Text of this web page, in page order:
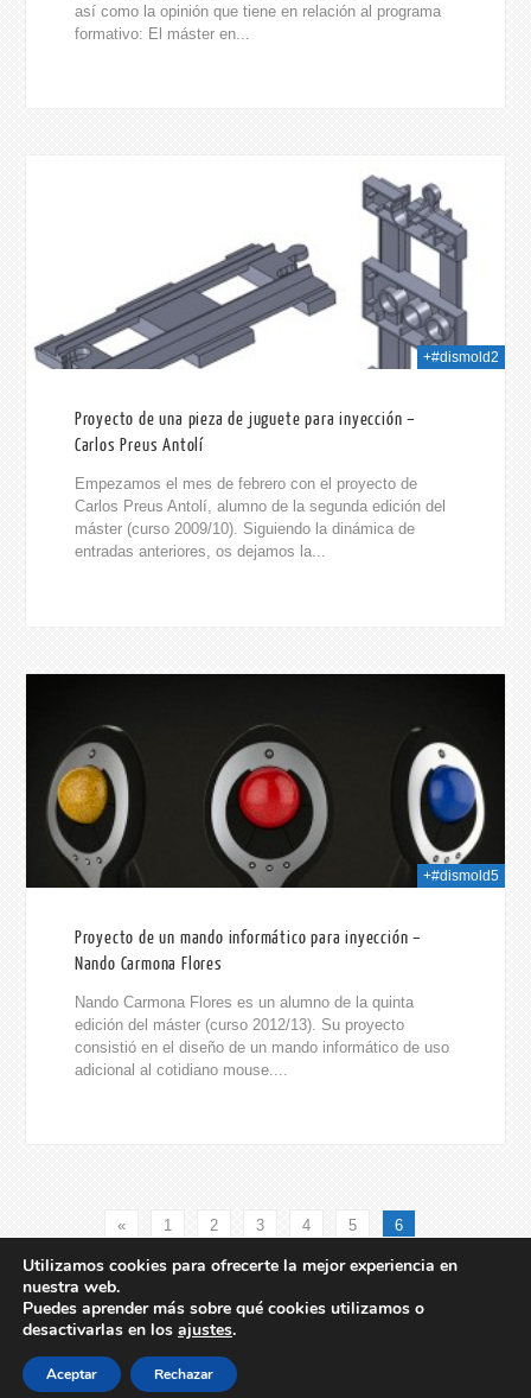
así como la opinión que tiene en relación al programa
formativo: El máster en...
+#dismold2
Proyecto de una pieza de juguete para inyección –
Carlos Preus Antolí
Empezamos el mes de febrero con el proyecto de
Carlos Preus Antolí, alumno de la segunda edición del
máster (curso 2009/10). Siguiendo la dinámica de
entradas anteriores, os dejamos la...
+#dismold5
Proyecto de un mando informático para inyección –
Nando Carmona Flores
Nando Carmona Flores es un alumno de la quinta
edición del máster (curso 2012/13). Su proyecto
consistió en el diseño de un mando informático de uso
adicional al cotidiano mouse....
« 1 2 3 4 5 6
© DISMOLD. Todos los derechos reservados. Consulta aquí el
Aviso Legal, la Política de Privacidad
Utilizamos cookies para ofrecerte la mejor experiencia en
nuestra web.
Puedes aprender más sobre qué cookies utilizamos o
desactivarlas en los ajustes.
Aceptar Rechazar